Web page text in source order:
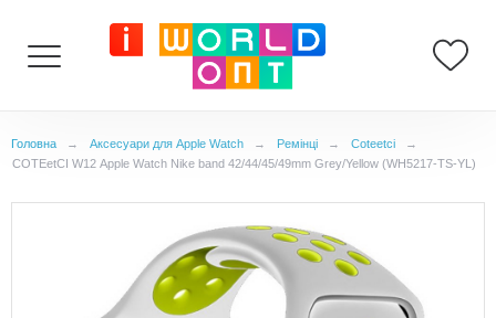
Головна → Аксесуари для Apple Watch → Ремінці → Coteetci
→
COTEetCI W12 Apple Watch Nike band 42/44/45/49mm Grey/Yellow (WH5217-TS-YL)